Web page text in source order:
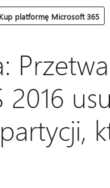
Kup platformę Microsoft 365
2016